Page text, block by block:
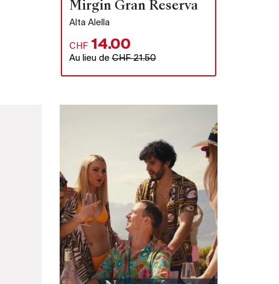
Mirgin Gran Reserva
Alta Alella
CHF 14.00
Au lieu deCHF 21.50